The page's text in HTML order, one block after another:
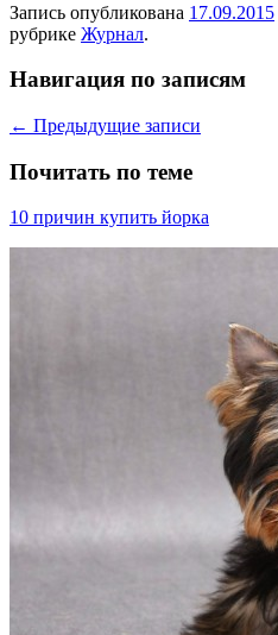
Запись опубликована 17.09.2015
рубрике Журнал.
Навигация по записям
← Предыдущие записи
Почитать по теме
10 причин купить йорка